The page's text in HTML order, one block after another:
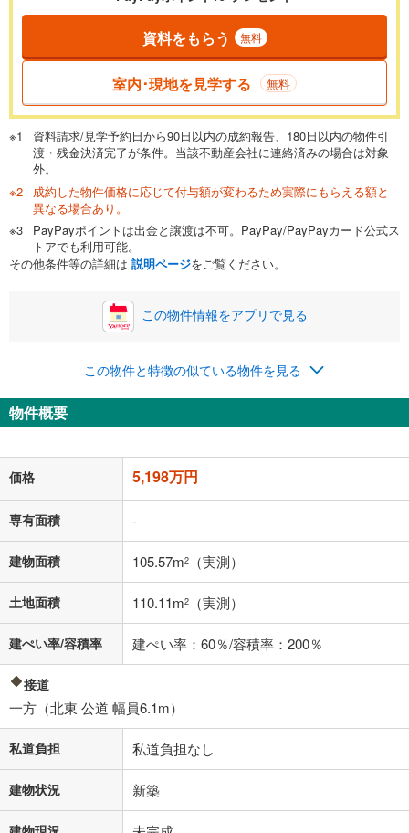
一般的には最長35年まで借り入れ可能です。多くの金融機関
が完済時の年齢は80歳までを条件としています。
閉じる
頭金 万円
0万円 5,198万円
自己資金から住宅購入にかけられる金額を入力してくださ
い。一般的には物件価格の2割までが目安です。
閉じる
ボーナス
万円
0円
ナス時の増額分（1回分）を入力してください。
ボーナス払いの限度額は金融機関によって異なります。
閉じる
月々の返済額
上、ご自身での入力をお願いいたします。初期設定で自動入力されてい
る値は、実際の金融機関等における貸出金利とは何ら関係がなく、実際
の金融機関等における貸出金利を何ら保証するものではありません。返
適用した場合の計算結果を表示しています。
その他月額費用や、初期費用がかかります。ご注意ください。実際にお
借り入れの際は各金融機関等に、必ずご自身でご確認をお願いいたしま
す。
条件によってお借り入れができないことがあります。
不動産会社に購入相談をする 無料
資料をもらう 無料
室内･現地を見学する 無料
資料請求/見学予約日から90日以内の成約報告、180日以内の物件引
渡・残金決済完了が条件。当該不動産会社に連絡済みの場合は対象
外。
成約した物件価格に応じて付与額が変わるため実際にもらえる額と
異なる場合あり。
PayPayポイントは出金と譲渡は不可。PayPay/PayPayカード公式ス
トアでも利用可能。
その他条件等の詳細は 説明ページをご覧ください。
この物件情報をアプリで見る
この物件と特徴の似ている物件を見る
物件概要
価格 5,198万円
専有面積 -
建物面積 105.57m2 （実測）
土地面積 110.11m2 （実測）
建ぺい率/容積率 建ぺい率：60％/容積率：200％
接道
一方（北東 公道 幅員6.1m）
私道負担 私道負担なし
建物状況 新築